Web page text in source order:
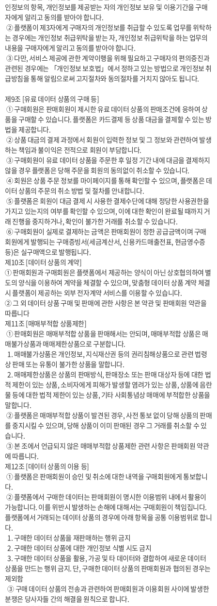
인정보의 항목, 개인정보를 제공받는 자의 개인정보 보유 및 이용기간을 구매
자에게 알리고 동의를 받아야 합니다.
는 경우에는 개인정보 취급위탁을 받는 자, 개인정보 취급위탁을 하는 업무의
내용을 구매자에게 알리고 동의를 받아야 합니다.
관련된 경우에는 「개인정보 보호법」에서 정하고 있는 방법으로 개인정보 취
급방침을 통해 알림으로써 고지절차와 동의절차를 거치지 않아도 됩니다.
제9조 [유료 데이터 상품의 구매 등]
품을 구매할 수 있습니다. 플랫폼은 카드결제 등 상품 대금을 결제할 수 있는 방
법을 제공합니다.
하는 책임과 불이익은 전적으로 회원이 부담합니다.
않을 경우 플랫폼은 당해 주문을 회원의 동의없이 취소할 수 있습니다.
이터 상품의 주문의 취소 방법 및 절차를 안내합니다.
가지고 있는지의 여부를 확인할 수 있으며, 이에 대한 확인이 완료될 때까지 거
래 진행을 중지하거나, 확인이 불가한 거래를 취소할 수 있습니다.
회원에게 발행되는 구매증빙서(세금계산서, 신용카드매출전표, 현금영수증
등)은 실구매액으로 발행됩니다.
제10조 [데이터 상품의 계약]
① 판매회원과 구매회원은 플랫폼에서 제공하는 양식이 아닌 상호협의하여 별
도의 양식을 이용하여 계약을 체결할 수 있으며, 맞춤형 데이터 상품 계약 체결
시 플랫폼이 제공하는 외부 전자계약 서비스를 이용할 수 있습니다.
② 그 외 데이터 상품 구매 및 판매에 관한 사항은 본 약관 및 판매회원 약관을
따릅니다
제11조 [매매부적합 상품제한]
매불가상품과 매매제한상품으로 구분합니다.
상 판매 또는 유통이 불가한 상품을 말합니다.
  2. 매매제한상품은 상품의 판매방식, 판매장소 또는 판매 대상자 등에 대한 법
적 제한이 있는 상품, 소비자에게 피해가 발생할 염려가 있는 상품, 상품에 음란
물 등에 대한 법적 제한이 있는 상품, 기타 사회통념상 매매에 부적합한 상품을
말합니다.
를 중지시킬 수 있으며, 당해 상품이 이미 판매된 경우 그 거래를 취소할 수 있
습니다.
에 따릅니다.
제12조 [데이터 상품의 이용 등]
다.
가능합니다. 이를 위반시 발생하는 손해에 대해서는 구매회원이 책임집니다.
플랫폼에서 거래되는 데이터 상품의 경우에 아래 항목을 공통 이용범위로 합니
다.
  2. 구매한 데이터 상품에 대한 개인정보 식별 시도 금지
  3. 구매한 데이터 상품을 활용, 가공 및 타 데이터와 결합하여 새로운 데이터
상품을 만드는 행위 금지. 단, 구매한 데이터 상품의 판매회원과 협의된 경우는
제외함
  ③ 구매 데이터 상품의 전송과 관련하여 판매회원과 이용회원 사이에 발생한
분쟁은 당사자들 간의 해결을 원칙으로 합니다.